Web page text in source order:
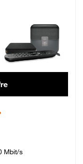
par mois, Engagement 12 mois
Mbit/s